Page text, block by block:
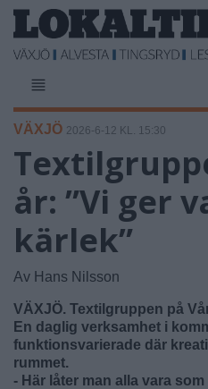
VÄXJÖ 2026-6-12 KL. 15:30
år: ”Vi ger
kärlek”
Av Hans Nilsson
VÄXJÖ. Textilgruppen på
En daglig verksamhet i
funktionsvarierade där
rummet.
- Här låter man alla vara